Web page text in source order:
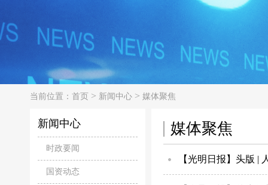
当前位置： 首页 > 新闻中心 > 媒体聚焦
新闻中心
时政要闻
国资动态
媒体聚焦
【光明日报】头版 |